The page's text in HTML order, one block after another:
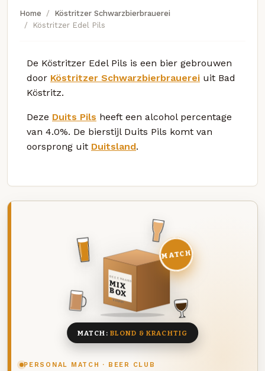
Home
Köstritzer Schwarzbierbrauerei
Köstritzer Edel Pils
De Köstritzer Edel Pils is een bier gebrouwen
door Köstritzer Schwarzbierbrauerei uit Bad
Köstritz.
Deze Duits Pils heeft een alcohol percentage
van 4.0%. De bierstijl Duits Pils komt van
oorsprong uit Duitsland.
PERSONAL MATCH · BEER CLUB
DEZE MAAND
MIX
BOX
8 BIEREN
MATCH
MATCH: BLOND & KRACHTIG